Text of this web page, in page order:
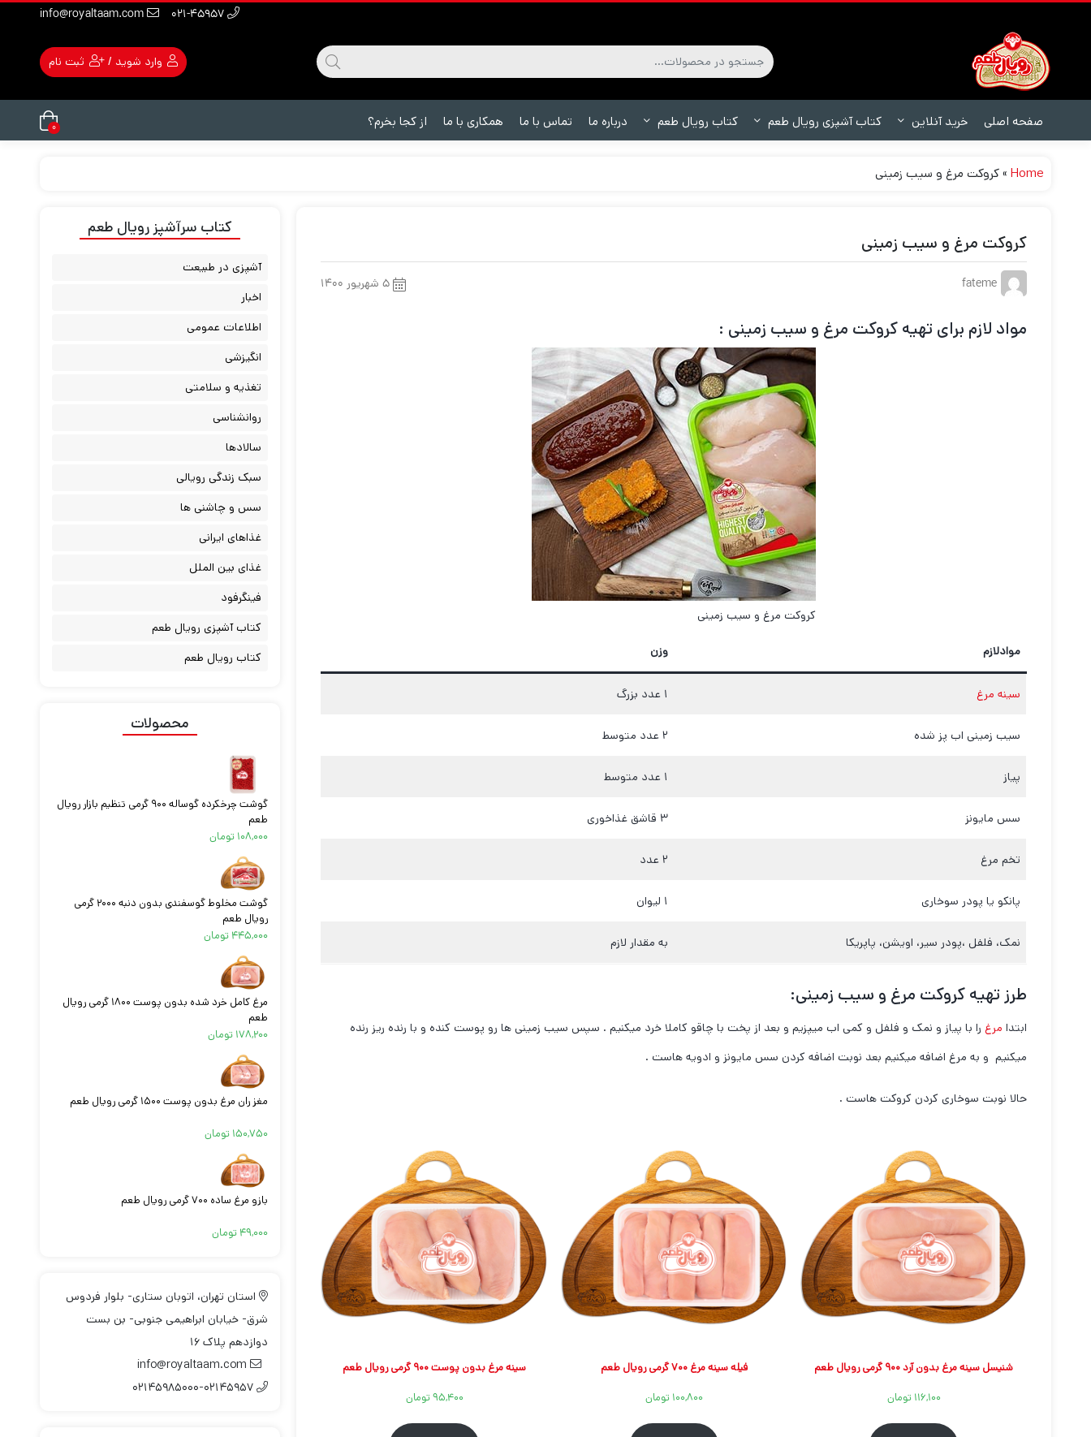
۰۲۱-۴۵۹۵۷ info@royaltaam.com
وارد شوید / ثبت نام
صفحه اصلی خرید آنلاین کتاب آشپزی رویال طعم کتاب رویال طعم درباره ما تماس با ما همکاری با ما از کجا بخرم؟ ۰
Home
»کروکت مرغ و سیب زمینی
کروکت مرغ و سیب زمینی
fateme ۵ شهریور ۱۴۰۰
مواد لازم برای تهیه کروکت مرغ و سیب زمینی :
کروکت مرغ و سیب زمینی
موادلازم وزن
سینه مرغ ۱ عدد بزرگ
سیب زمینی اب پز شده ۲ عدد متوسط
پیاز ۱ عدد متوسط
سس مایونز ۳ قاشق غذاخوری
تخم مرغ ۲ عدد
پانکو یا پودر سوخاری ۱ لیوان
نمک، فلفل ،پودر سیر، اویشن، پاپریکا به مقدار لازم
طرز تهیه کروکت مرغ و سیب زمینی:
ابتدا مرغرا با پیاز و نمک و فلفل و کمی اب میپزیم و بعد از پخت با چاقو کاملا خرد میکنیم . سپس سیب زمینی ها رو پوست کنده و با رنده ریز رنده
میکنیم و به مرغ اضافه میکنیم بعد نوبت اضافه کردن سس مایونز و ادویه هاست .
حالا نوبت سوخاری کردن کروکت هاست .
شنیسل سینه مرغ بدون آرد ۹۰۰ گرمی رویال طعم
۱۱۶,۱۰۰ تومان
فیله سینه مرغ ۷۰۰ گرمی رویال طعم
۱۰۰,۸۰۰ تومان
سینه مرغ بدون پوست ۹۰۰ گرمی رویال طعم
۹۵,۴۰۰تومان
کتاب سرآشپز رویال طعم
آشپزی در طبیعت
اخبار
اطلاعات عمومی
انگیزشی
تغذیه و سلامتی
روانشناسی
سالادها
سبک زندگی رویالی
سس و چاشنی ها
غذاهای ایرانی
غذای بین الملل
فینگرفود
کتاب آشپزی رویال طعم
کتاب رویال طعم
محصولات
گوشت چرخکرده گوساله ۹۰۰ گرمی تنظیم بازار رویال
طعم
۱۰۸,۰۰۰ تومان
گوشت مخلوط گوسفندی بدون دنبه ۲۰۰۰ گرمی
رویال طعم
۴۴۵,۰۰۰ تومان
مرغ کامل خرد شده بدون پوست ۱۸۰۰ گرمی رویال
طعم
۱۷۸,۲۰۰ تومان
مغز ران مرغ بدون پوست ۱۵۰۰ گرمی رویال طعم
۱۵۰,۷۵۰ تومان
بازو مرغ ساده ۷۰۰ گرمی رویال طعم
۴۹,۰۰۰ تومان
استان تهران، اتوبان ستاری- بلوار فردوس
شرق- خیابان ابراهیمی جنوبی- بن بست
دوازدهم پلاک ۱۶
info@royaltaam.com
۰۲۱۴۵۹۸۵۰۰۰-۰۲۱۴۵۹۵۷